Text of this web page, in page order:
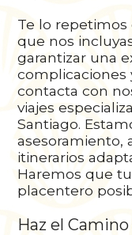
Te lo
que nos
garantizar una
complicaciones
contacta con
viajes
Santiago.
asesoramiento,
itinerarios
Haremos que
placentero
Haz el